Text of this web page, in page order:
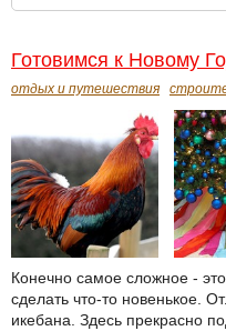
Готовимся к Новому
отдых и путешествия
Конечно самое сложное -
сделать что-то новенькое.
икебана. Здесь прекрасно